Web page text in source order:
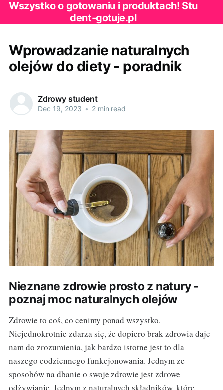
Wszystko o gotowaniu i produktach! Stu
dent-gotuje.pl
Wprowadzanie naturalnych
olejów do diety - poradnik
Zdrowy student
Dec 19, 2023 • 2 min read
Nieznane zdrowie prosto z natury -
poznaj moc naturalnych olejów
Zdrowie to coś, co cenimy ponad wszystko.
Niejednokrotnie zdarza się, że dopiero brak zdrowia daje
nam do zrozumienia, jak bardzo istotne jest to dla
naszego codziennego funkcjonowania. Jednym ze
sposobów na dbanie o swoje zdrowie jest zdrowe
odżywianie. Jednym z naturalnych składników, które